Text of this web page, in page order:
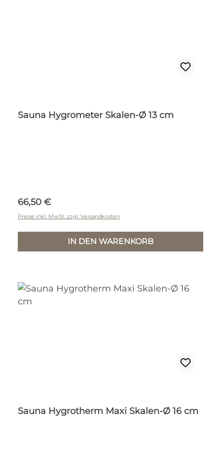
Sauna Hygrometer Skalen-Ø 13 cm
Regulärer Preis:
66,50 €
Preise inkl. MwSt. zzgl. Versandkosten
IN DEN WARENKORB
Sauna Hygrotherm Maxi Skalen-Ø 16 cm